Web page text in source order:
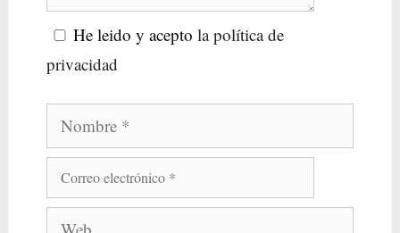
He leido y acepto la política de
privacidad